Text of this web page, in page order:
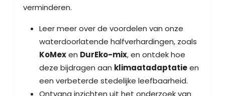
verminderen.
Leer meer over de voordelen van onze
waterdoorlatende halfverhardingen, zoals
KoMexen DurEko-mix, en ontdek hoe
deze bijdragen aan klimaatadaptatieen
een verbeterde stedelijke leefbaarheid.
Ontvang inzichten uit het onderzoek van